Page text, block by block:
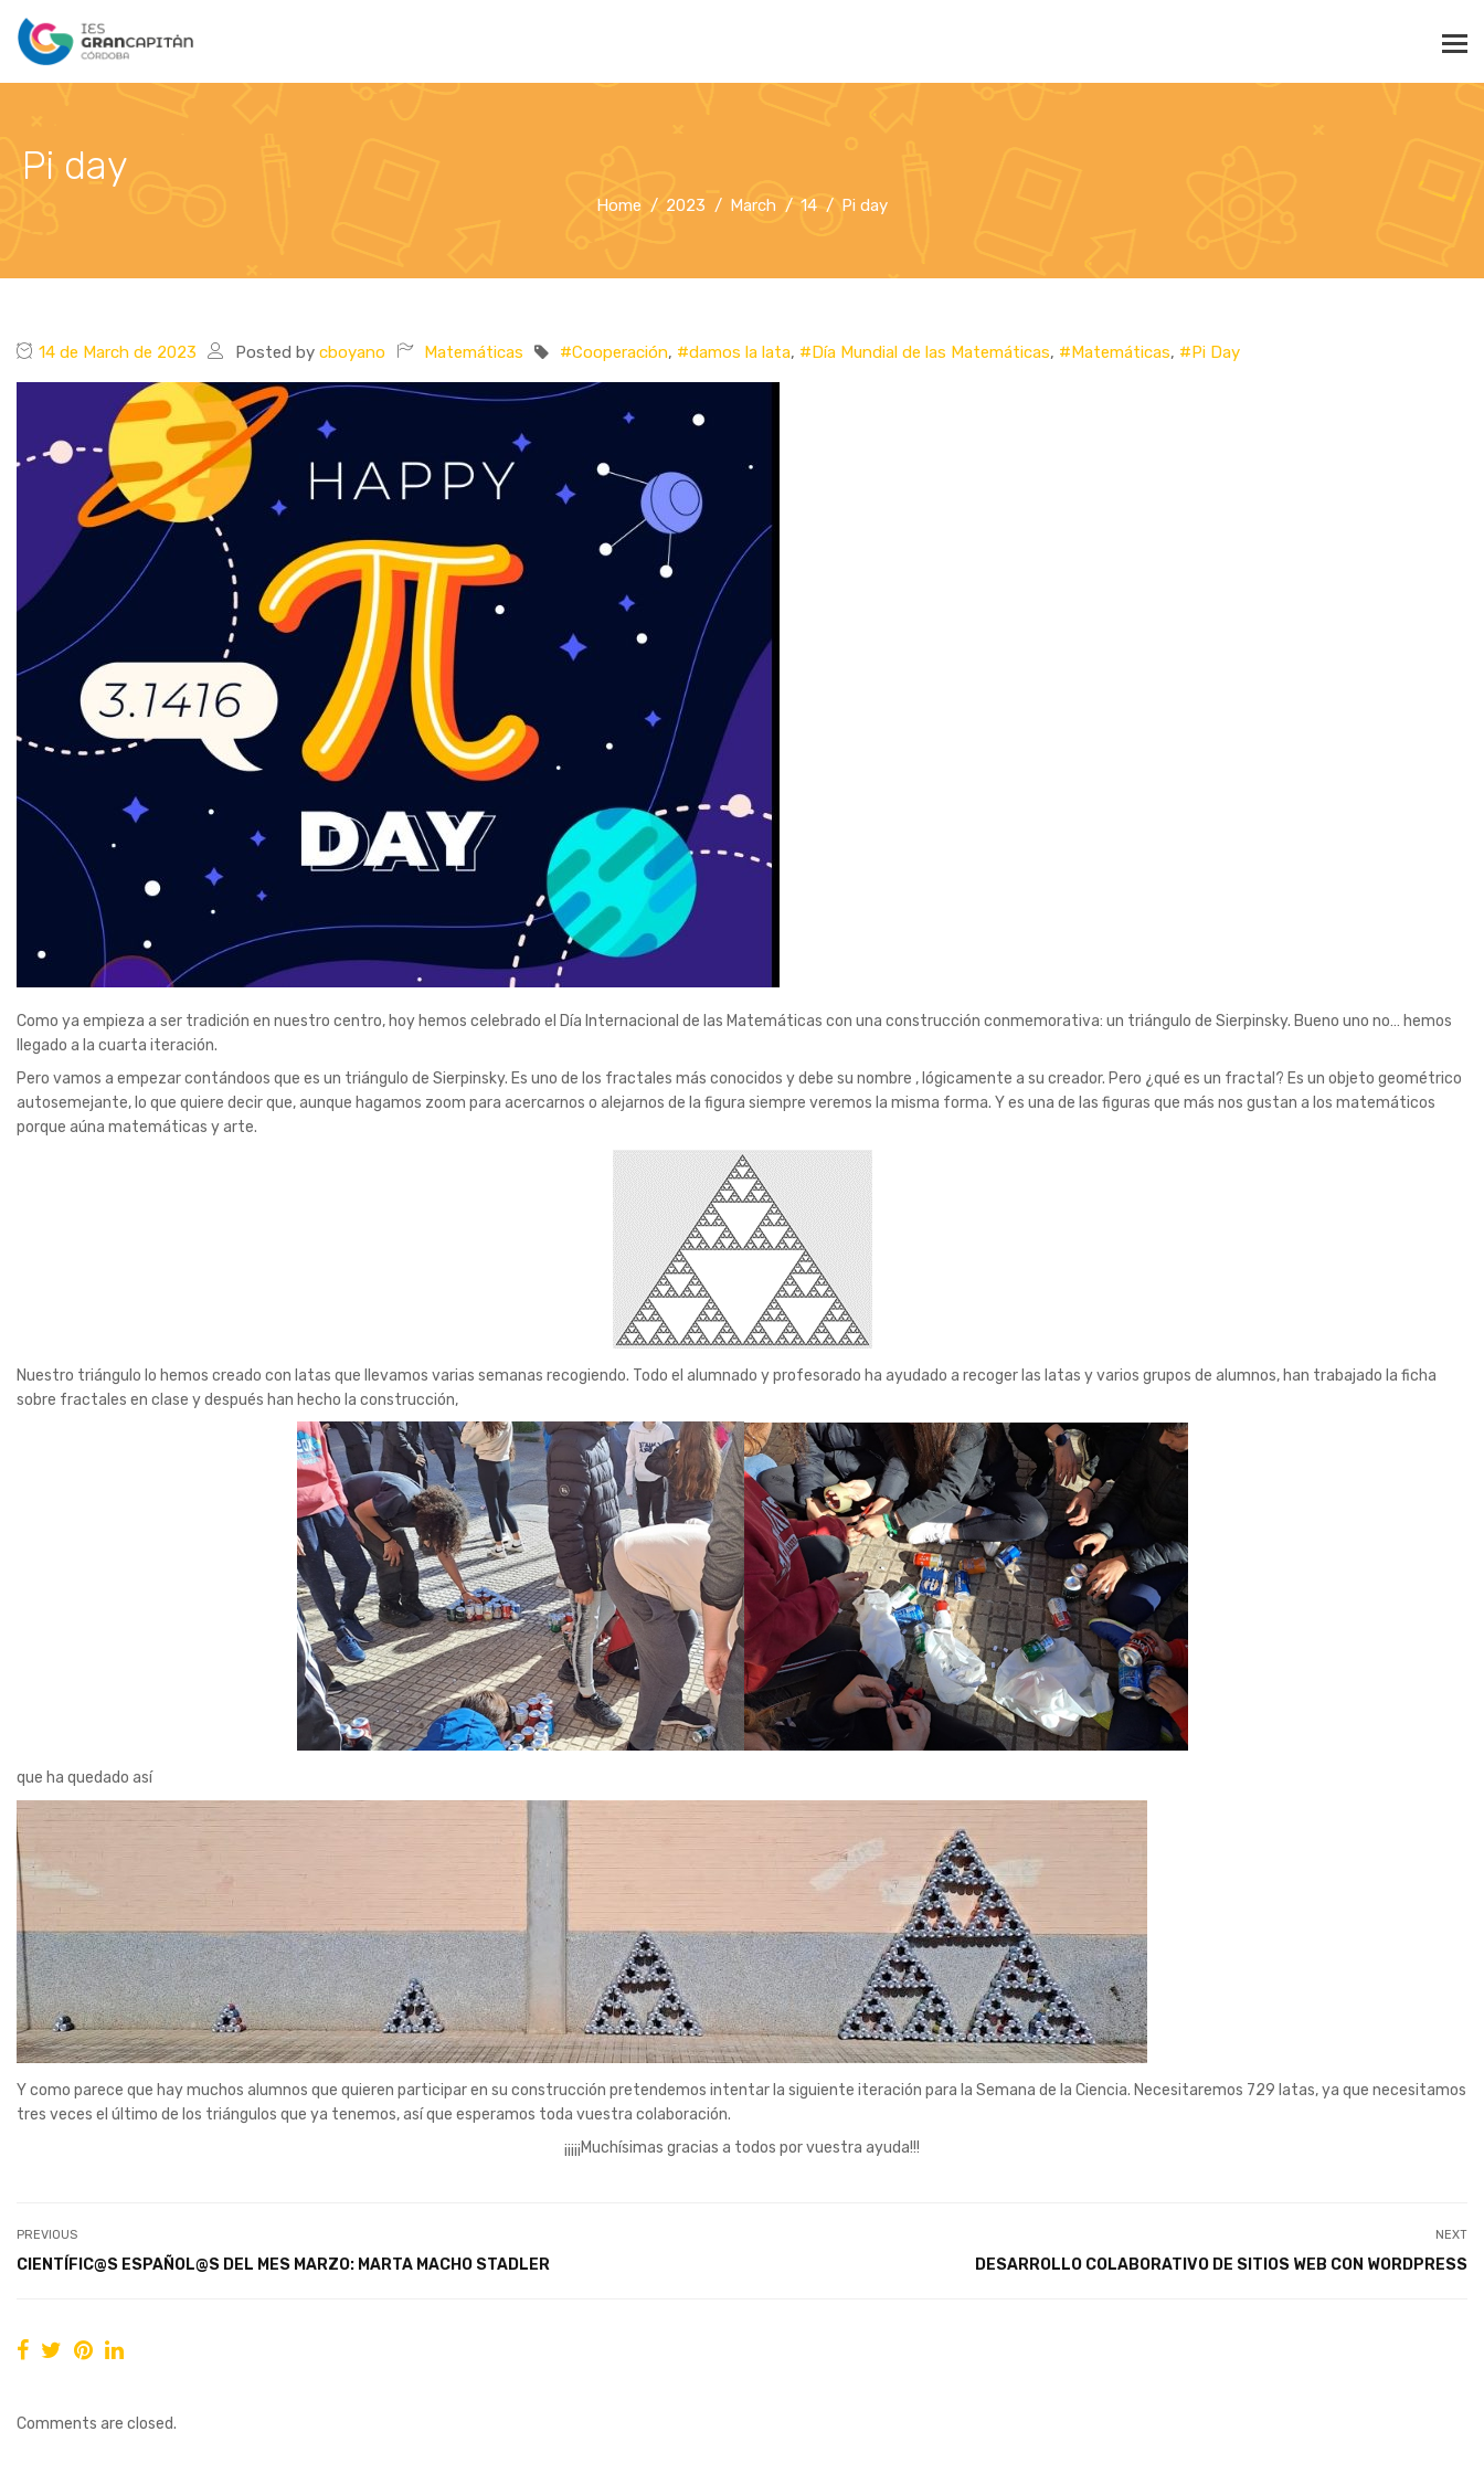
Pi day
Home 2023 March 14 Pi day
14 de March de 2023 Posted by cboyano Matemáticas #Cooperación, #damos la lata, #Día Mundial de las Matemáticas, #Matemáticas, #Pi Day
Como ya empieza a ser tradición en nuestro centro, hoy hemos celebrado el Día Internacional de las Matemáticas con una construcción conmemorativa: un triángulo de Sierpinsky. Bueno uno no… hemos
llegado a la cuarta iteración.
Pero vamos a empezar contándoos que es un triángulo de Sierpinsky. Es uno de los fractales más conocidos y debe su nombre , lógicamente a su creador. Pero ¿qué es un fractal? Es un objeto geométrico
autosemejante, lo que quiere decir que, aunque hagamos zoom para acercarnos o alejarnos de la figura siempre veremos la misma forma. Y es una de las figuras que más nos gustan a los matemáticos
porque aúna matemáticas y arte.
Nuestro triángulo lo hemos creado con latas que llevamos varias semanas recogiendo. Todo el alumnado y profesorado ha ayudado a recoger las latas y varios grupos de alumnos, han trabajado la ficha
sobre fractales en clase y después han hecho la construcción,
que ha quedado así
Y como parece que hay muchos alumnos que quieren participar en su construcción pretendemos intentar la siguiente iteración para la Semana de la Ciencia. Necesitaremos 729 latas, ya que necesitamos
tres veces el último de los triángulos que ya tenemos, así que esperamos toda vuestra colaboración.
¡¡¡¡¡Muchísimas gracias a todos por vuestra ayuda!!!
PREVIOUS
CIENTÍFIC@S ESPAÑOL@S DEL MES MARZO: MARTA MACHO STADLER
NEXT
DESARROLLO COLABORATIVO DE SITIOS WEB CON WORDPRESS
Comments are closed.